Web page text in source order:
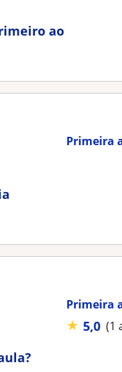
ao
Primeira
Primeira
★ 5,0 (1